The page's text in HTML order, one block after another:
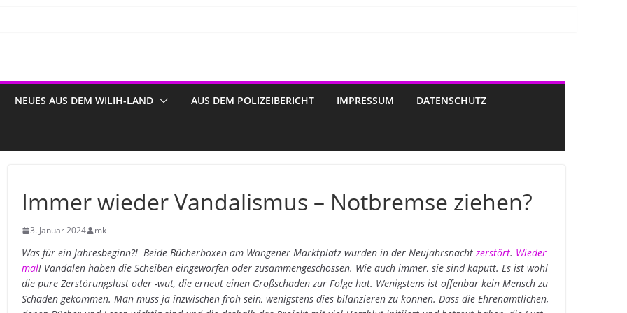
NEUES AUS DEM WILIH-LAND AUS DEM POLIZEIBERICHT IMPRESSUM DATENSCHUTZ
Immer wieder Vandalismus – Notbremse ziehen?
3. Januar 2024 mk
Was für ein Jahresbeginn?! Beide Bücherboxen am Wangener Marktplatz wurden in der Neujahrsnachtzerstört. Wieder
mal! Vandalen haben die Scheiben eingeworfen oder zusammengeschossen. Wie auch immer, sie sind kaputt. Es ist wohl
die pure Zerstörungslust oder -wut, die erneut einen Großschaden zur Folge hat. Wenigstens ist offenbar kein Mensch zu
Schaden gekommen. Man muss ja inzwischen froh sein, wenigstens dies bilanzieren zu können. Dass die Ehrenamtlichen,